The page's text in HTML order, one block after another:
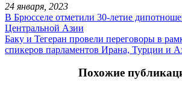
24 января, 2023
В Брюсселе отметили 30-летие
Центральной Азии
Баку и Тегеран провели переговоры в
спикеров парламентов Ирана, Турции и
Похожие